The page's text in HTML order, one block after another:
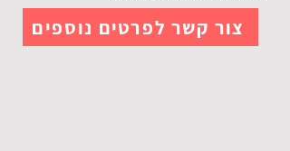
צור קשר לפרטים נוספים